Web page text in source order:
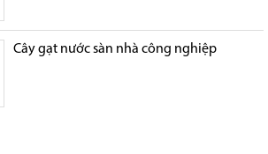
Cây gạt nước sàn nhà công nghiệp